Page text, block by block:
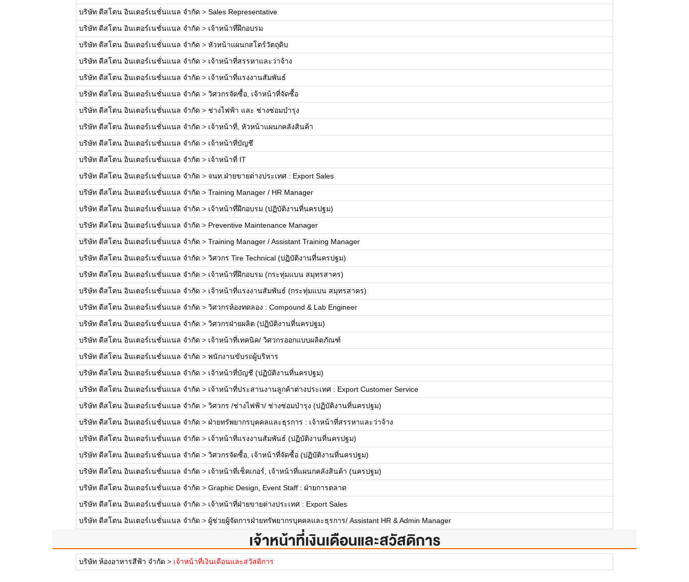
บริษัท ดีสโตน อินเตอร์เนชั่นแนล จำกัด > Sales Representative
บริษัท ดีสโตน อินเตอร์เนชั่นแนล จำกัด > เจ้าหน้าที่ฝึกอบรม
บริษัท ดีสโตน อินเตอร์เนชั่นแนล จำกัด > หัวหน้าแผนกสโตร์วัตถุดิบ
บริษัท ดีสโตน อินเตอร์เนชั่นแนล จำกัด > เจ้าหน้าที่สรรหาและว่าจ้าง
บริษัท ดีสโตน อินเตอร์เนชั่นแนล จำกัด > เจ้าหน้าที่แรงงานสัมพันธ์
บริษัท ดีสโตน อินเตอร์เนชั่นแนล จำกัด > วิศวกรจัดซื้อ, เจ้าหน้าที่จัดซื้อ
บริษัท ดีสโตน อินเตอร์เนชั่นแนล จำกัด > ช่างไฟฟ้า และ ช่างซ่อมบำรุง
บริษัท ดีสโตน อินเตอร์เนชั่นแนล จำกัด > เจ้าหน้าที่, หัวหน้าแผนกคลังสินค้า
บริษัท ดีสโตน อินเตอร์เนชั่นแนล จำกัด > เจ้าหน้าที่บัญชี
บริษัท ดีสโตน อินเตอร์เนชั่นแนล จำกัด > เจ้าหน้าที่ IT
บริษัท ดีสโตน อินเตอร์เนชั่นแนล จำกัด > จนท.ฝ่ายขายต่างประเทศ : Export Sales
บริษัท ดีสโตน อินเตอร์เนชั่นแนล จำกัด > Training Manager / HR Manager
บริษัท ดีสโตน อินเตอร์เนชั่นแนล จำกัด > เจ้าหน้าที่ฝึกอบรม (ปฏิบัติงานที่นครปฐม)
บริษัท ดีสโตน อินเตอร์เนชั่นแนล จำกัด > Preventive Maintenance Manager
บริษัท ดีสโตน อินเตอร์เนชั่นแนล จำกัด > Training Manager / Assistant Training Manager
บริษัท ดีสโตน อินเตอร์เนชั่นแนล จำกัด > วิศวกร Tire Technical (ปฏิบัติงานที่นครปฐม)
บริษัท ดีสโตน อินเตอร์เนชั่นแนล จำกัด > เจ้าหน้าที่ฝึกอบรม (กระทุ่มแบน สมุทรสาคร)
บริษัท ดีสโตน อินเตอร์เนชั่นแนล จำกัด > เจ้าหน้าที่แรงงานสัมพันธ์ (กระทุ่มแบน สมุทรสาคร)
บริษัท ดีสโตน อินเตอร์เนชั่นแนล จำกัด > วิศวกรห้องทดลอง : Compound & Lab Engineer
บริษัท ดีสโตน อินเตอร์เนชั่นแนล จำกัด > วิศวกรฝ่ายผลิต (ปฏิบัติงานที่นครปฐม)
บริษัท ดีสโตน อินเตอร์เนชั่นแนล จำกัด > เจ้าหน้าที่เทคนิค/ วิศวกรออกแบบผลิตภัณฑ์
บริษัท ดีสโตน อินเตอร์เนชั่นแนล จำกัด > พนักงานขับรถผู้บริหาร
บริษัท ดีสโตน อินเตอร์เนชั่นแนล จำกัด > เจ้าหน้าที่บัญชี (ปฏิบัติงานที่นครปฐม)
บริษัท ดีสโตน อินเตอร์เนชั่นแนล จำกัด > เจ้าหน้าที่ประสานงานลูกค้าต่างประเทศ : Export Customer Service
บริษัท ดีสโตน อินเตอร์เนชั่นแนล จำกัด > วิศวกร /ช่างไฟฟ้า/ ช่างซ่อมบำรุง (ปฏิบัติงานที่นครปฐม)
บริษัท ดีสโตน อินเตอร์เนชั่นแนล จำกัด > ฝ่ายทรัพยากรบุคคลและธุรการ : เจ้าหน้าที่สรรหาและว่าจ้าง
บริษัท ดีสโตน อินเตอร์เนชั่นแนล จำกัด > เจ้าหน้าที่แรงงานสัมพันธ์ (ปฏิบัติงานที่นครปฐม)
บริษัท ดีสโตน อินเตอร์เนชั่นแนล จำกัด > วิศวกรจัดซื้อ, เจ้าหน้าที่จัดซื้อ (ปฏิบัติงานที่นครปฐม)
บริษัท ดีสโตน อินเตอร์เนชั่นแนล จำกัด > เจ้าหน้าที่เช็คเกอร์, เจ้าหน้าที่แผนกคลังสินค้า (นครปฐม)
บริษัท ดีสโตน อินเตอร์เนชั่นแนล จำกัด > Graphic Design, Event Staff : ฝ่ายการตลาด
บริษัท ดีสโตน อินเตอร์เนชั่นแนล จำกัด > เจ้าหน้าที่ฝ่ายขายต่างประเทศ : Export Sales
บริษัท ดีสโตน อินเตอร์เนชั่นแนล จำกัด > ผู้ช่วยผู้จัดการฝ่ายทรัพยากรบุคคลและธุรการ/ Assistant HR & Admin Manager
เจ้าหน้าที่เงินเดือนและสวัสดิการ
บริษัท ห้องอาหารสีฟ้า จำกัด > เจ้าหน้าที่เงินเดือนและสวัสดิการ